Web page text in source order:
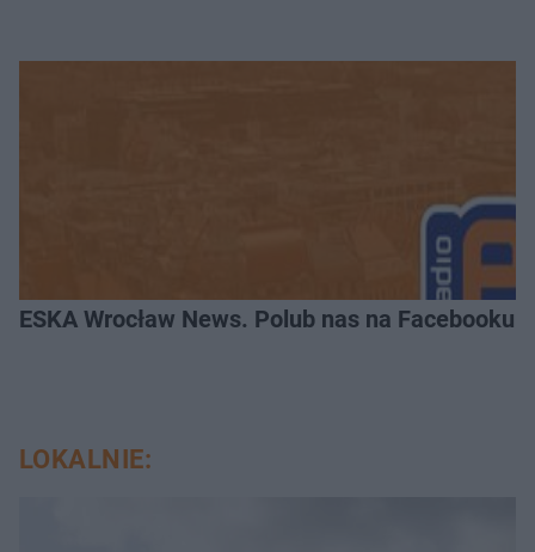
ESKA Wrocław News. Polub nas na Facebooku!
LOKALNIE: